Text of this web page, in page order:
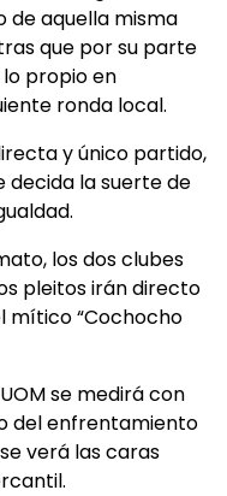
de aquella misma
que por su parte
propio en
ronda local.
y único partido,
decida la suerte de
los dos clubes
pleitos irán directo
mítico “Cochocho
se medirá con
del enfrentamiento
verá las caras